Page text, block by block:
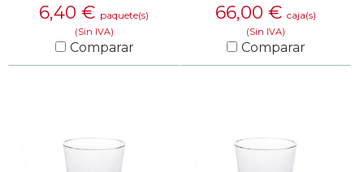
6,40 € paquete(s)
(Sin IVA)
Comparar
66,00 € caja(s)
(Sin IVA)
Comparar